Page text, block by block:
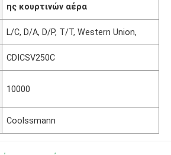
ης κουρτινών αέρα
L/C, D/A, D/P, T/T, Western Union,
CDICSV250C
10000
Coolssmann